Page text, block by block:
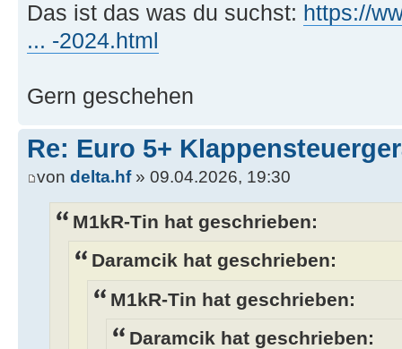
Das ist das was du suchst: https://
... -2024.html
Gern geschehen
Re: Euro 5+
von delta.hf» 09.04.2026, 19:30
M1kR-Tin hat geschrieben:
Daramcik hat geschrieben:
M1kR-Tin hat geschrieben:
Daramcik hat geschrieben: